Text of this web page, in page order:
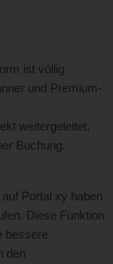
ist völlig
und Premium-
weitergeleitet,
Buchung.
Portal xy haben
Diese Funktion
bessere
den